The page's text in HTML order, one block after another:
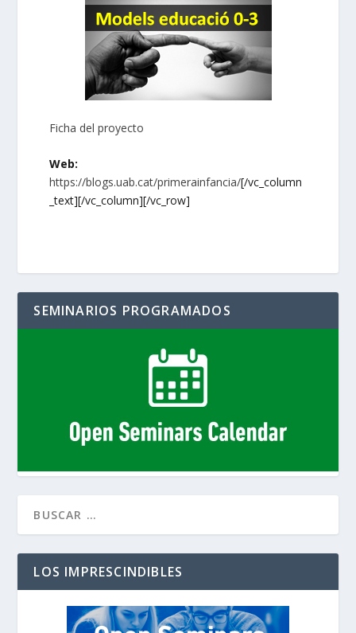
Ficha del proyecto
Web:
https://blogs.uab.cat/primerainfancia/[/vc_column
_text][/vc_column][/vc_row]
SEMINARIOS PROGRAMADOS
LOS IMPRESCINDIBLES